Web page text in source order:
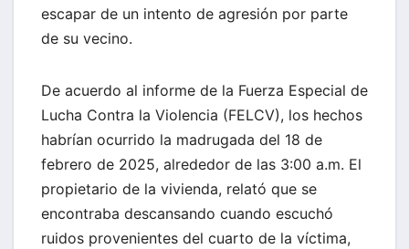
escapar de un intento de agresión por parte
de su vecino.
De acuerdo al informe de la Fuerza Especial de
Lucha Contra la Violencia (FELCV), los hechos
habrían ocurrido la madrugada del 18 de
febrero de 2025, alrededor de las 3:00 a.m. El
propietario de la vivienda, relató que se
encontraba descansando cuando escuchó
ruidos provenientes del cuarto de la víctima,